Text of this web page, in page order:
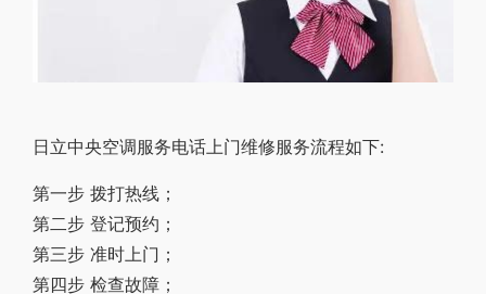
日立中央空调服务电话上门维修服务流程如下:
第一步 拨打热线；
第二步 登记预约；
第三步 准时上门；
第四步 检查故障；